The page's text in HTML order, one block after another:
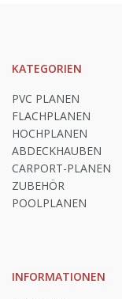
KATEGORIEN
PVC PLANEN
FLACHPLANEN
HOCHPLANEN
ABDECKHAUBEN
CARPORT-PLANEN
ZUBEHÖR
POOLPLANEN
INFORMATIONEN